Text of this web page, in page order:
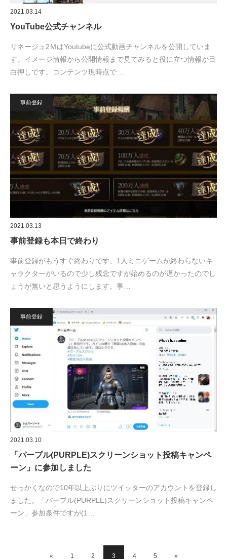
2021.03.14
YouTube公式チャンネル
リネージュ2ＭはYoutubeに公式動画チャンネルを公開していま
す。イメージ情報から公開情報まで見てみると役に立つ情報が目
白押しです。コンテンツ現時点で…
事前登録
2021.03.13
事前登録も本日で終わり
事前登録がもうすぐ終わりです。1人ミニゲームが終わらないキ
ャラクターがいるので少し残念ですが始めるのが遅かったのでし
ょうが無いと思うようにします。事…
事前登録
2021.03.10
「パープル(PURPLE)スクリーンショット投稿キャンペ
ーン」に参加しました
せっかくなので10年以上ぶりにツイッターのアカウントを登録し
ました。「パープル(PURPLE)スクリーンショット投稿キャンペ
ーン」参加条件ですが(1…
« 1 2 3 4 5 »